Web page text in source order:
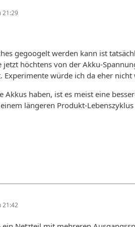
21:29
gegoogelt werden kann ist
höchtens von der Akku-
Experimente würde ich da eher nicht
Akkus haben, ist es meist eine
längeren Produkt-
21:42